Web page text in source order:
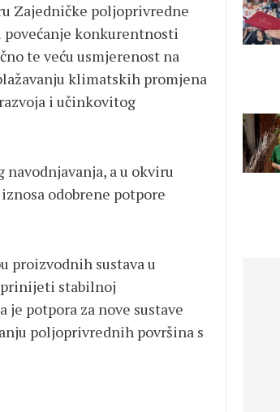
Zajedničke poljoprivredne
konkurentnosti
te veću usmjerenost na
klimatskih promjena
i učinkovitog
navodnjavanja, a u okviru
odobrene potpore
proizvodnih sustava u
stabilnoj
potpora za nove sustave
poljoprivrednih površina s